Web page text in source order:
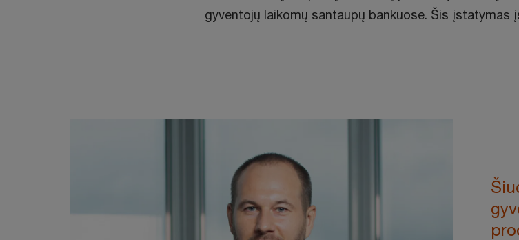
gyventojų laikomų santaupų bankuose. Šis įstatymas